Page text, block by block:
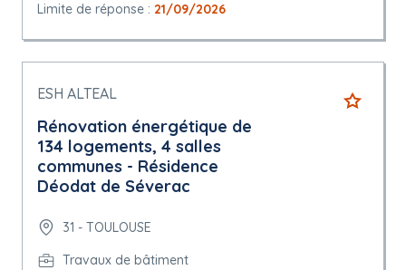
Limite de réponse : 21/09/2026
ESH ALTEAL
Rénovation énergétique de
134 logements, 4 salles
communes - Résidence
Déodat de Séverac
31 - TOULOUSE
Travaux de bâtiment